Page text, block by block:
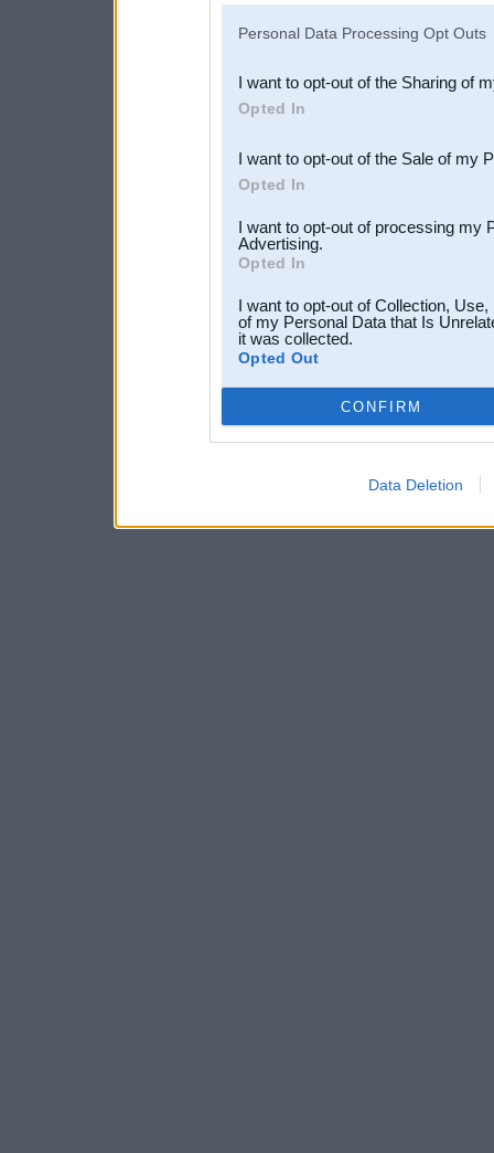
Downstream Participants
third parties.
Personal Data Processing Opt Outs
I want to opt-out of the Sharing of
Opted In
I want to opt-out of the Sale of my
Opted In
I want to opt-out of processing my
Advertising.
Opted In
I want to opt-out of Collection,
of my Personal Data that Is
it was collected.
Opted Out
CONFIRM
Data Deletion